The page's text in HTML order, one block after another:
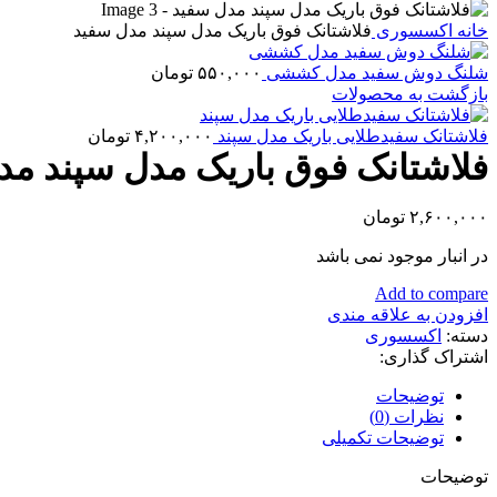
خانه اکسسوری فلاشتانک فوق باریک مدل سپند مدل سفید
شلنگ دوش سفید مدل کششی ۵۵۰,۰۰۰ تومان
بازگشت به محصولات
فلاشتانک سفیدطلایی باریک مدل سپند ۴,۲۰۰,۰۰۰ تومان
فلاشتانک فوق باریک مدل سپند
۲,۶۰۰,۰۰۰ تومان
در انبار موجود نمی باشد
Add to compare
افزودن به علاقه مندی
دسته: اکسسوری
اشتراک گذاری:
توضیحات
نظرات (0)
توضیحات تکمیلی
توضیحات